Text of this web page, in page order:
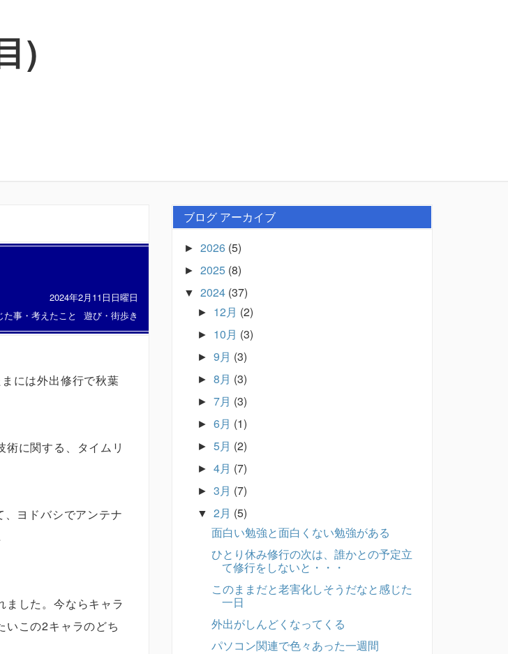
)
2024年2月11日日曜日
た事・考えたこと 遊び・街歩き
には外出修行で秋葉
に関する、タイムリ
ヨドバシでアンテナ
ました。今ならキャラ
いこの2キャラのどち
ブログ アーカイブ
► 2026 (5)
► 2025 (8)
▼ 2024 (37)
► 12月 (2)
► 10月 (3)
► 9月 (3)
► 8月 (3)
► 7月 (3)
► 6月 (1)
► 5月 (2)
► 4月 (7)
► 3月 (7)
▼ 2月 (5)
面白い勉強と面白くない勉強がある
ひとり休み修行の次は、誰かとの予定立
て修行をしないと・・・
このままだと老害化しそうだなと感じた
一日
外出がしんどくなってくる
パソコン関連で色々あった一週間